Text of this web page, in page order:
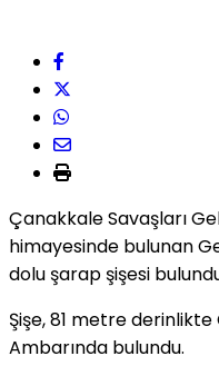
Çanakkale Savaşları
himayesinde bulunan
dolu şarap şişesi
Şişe, 81 metre derinlikte
Ambarında bulundu.